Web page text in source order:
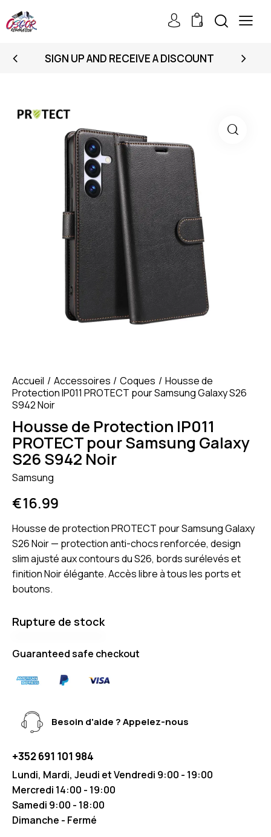
0
SIGN UP AND RECEIVE A DISCOUNT
Accueil Accessoires Coques
Housse de
Protection IP011 PROTECT pour Samsung Galaxy S26
S942 Noir
Housse de Protection IP011
PROTECT pour Samsung Galaxy
S26 S942 Noir
Samsung
€16.99
Housse de protection PROTECT pour Samsung Galaxy
S26 Noir — protection anti-chocs renforcée, design
slim ajusté aux contours du S26, bords surélevés et
finition Noir élégante. Accès libre à tous les ports et
boutons.
Rupture de stock
Guaranteed safe checkout
Besoin d'aide ? Appelez-nous
+352 691 101 984
Lundi, Mardi, Jeudi et Vendredi 9:00 - 19:00
Mercredi 14:00 - 19:00
Samedi 9:00 - 18:00
Dimanche - Fermé